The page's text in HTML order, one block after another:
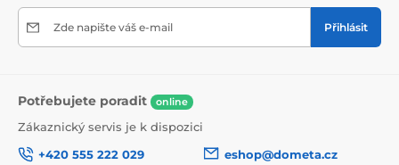
Zde napište váš e-mail Přihlásit
Potřebujete poradit online
Zákaznický servis je k dispozici
+420 555 222 029
eshop@dometa.cz